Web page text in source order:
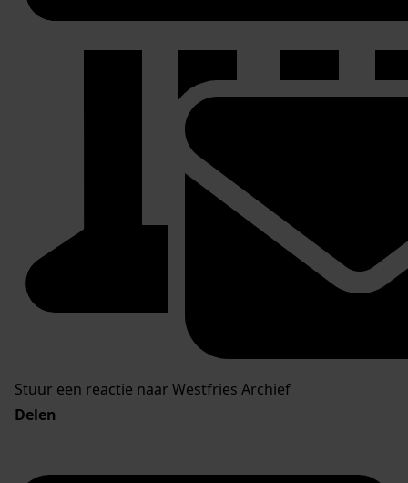
Stuur een reactie naar Westfries Archief
Delen